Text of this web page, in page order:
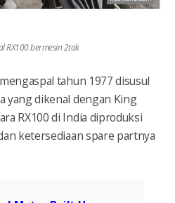
RX100 bermesin 2tak
tahun 1977 disusul
yang dikenal dengan King
RX100 di India diproduksi
ketersediaan spare partnya